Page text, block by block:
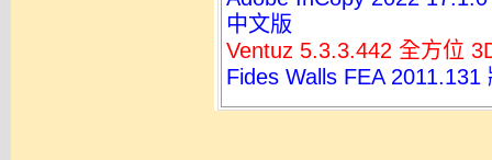
中文版
Ventuz 5.3.3.442 全方位
Fides Walls FEA 2011.131